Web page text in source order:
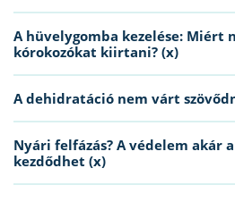
A hüvelygomba kezelése: Miért
kórokozókat kiirtani? (x)
A dehidratáció nem várt
Nyári felfázás? A védelem akár
kezdődhet (x)